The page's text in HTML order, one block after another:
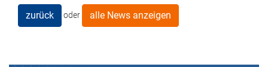
zurück oder alle News anzeigen